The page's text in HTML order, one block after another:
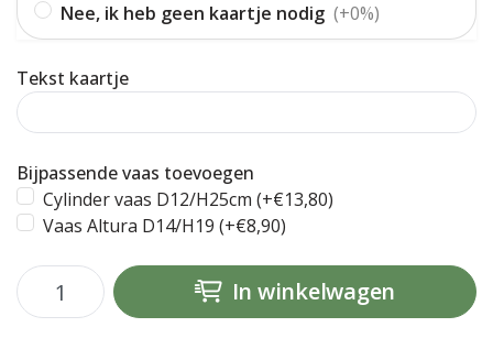
Nee, ik heb geen kaartje nodig (+0%)
Tekst kaartje
Bijpassende vaas toevoegen
Cylinder vaas D12/H25cm (+€13,80)
Vaas Altura D14/H19 (+€8,90)
In winkelwagen